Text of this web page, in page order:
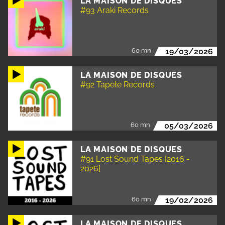
#93 Araki Records
60 mn 19/03/2026
LA MAISON DE DISQUES
#92 Tapete Records
60 mn 05/03/2026
LA MAISON DE DISQUES
#91 Lost Sound Tapes [2016 -
2026]
60 mn 19/02/2026